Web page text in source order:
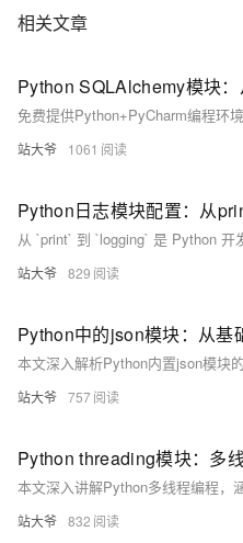
相关文章
站大爷 1061
Python日志模块配置：从
站大爷 829
Python中的json模块：从基
站大爷 757
Python threading模块：多
站大爷 832